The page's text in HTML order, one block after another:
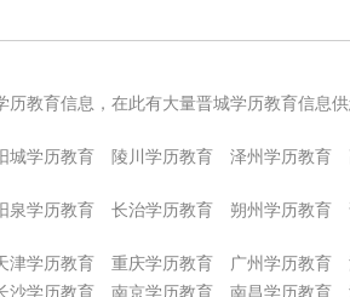
教育信息，在此有大量晋城学历教育信息
城学历教育 陵川学历教育 泽州学历教育
泉学历教育 长治学历教育 朔州学历教育
津学历教育 重庆学历教育 广州学历教育
沙学历教育 南京学历教育 南昌学历教育